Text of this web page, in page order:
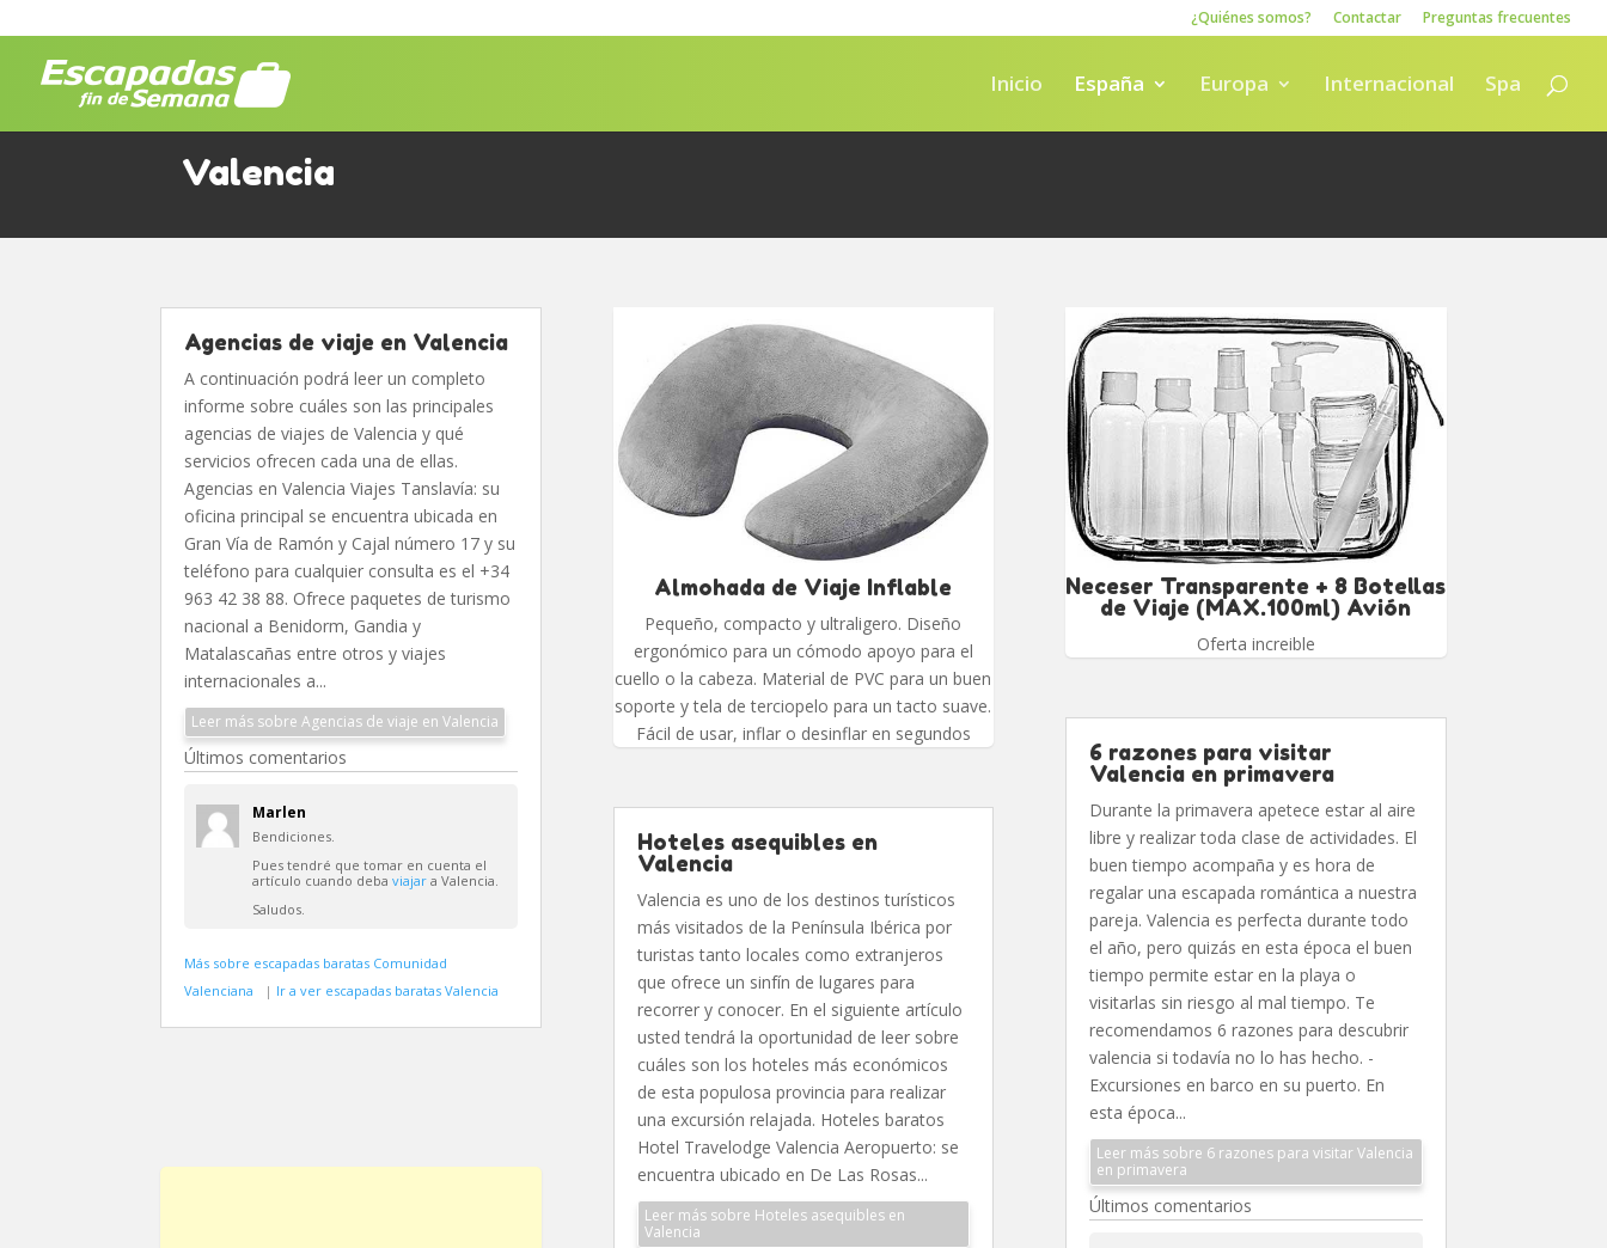
¿Quiénes somos? Contactar Preguntas frecuentes
Inicio España Europa Internacional Spa
Valencia
Agencias de viaje en Valencia
A continuación podrá leer un completo
informe sobre cuáles son las principales
agencias de viajes de Valencia y qué
servicios ofrecen cada una de ellas.
Agencias en Valencia Viajes Tanslavía: su
oficina principal se encuentra ubicada en
Gran Vía de Ramón y Cajal número 17 y su
teléfono para cualquier consulta es el +34
963 42 38 88. Ofrece paquetes de turismo
nacional a Benidorm, Gandia y
Matalascañas entre otros y viajes
internacionales a...
Leer más sobre Agencias de viaje en Valencia
Últimos comentarios
Marlen
Bendiciones.
Pues tendré que tomar en cuenta el
artículo cuando debaviajar a Valencia.
Saludos.
Más sobre escapadas baratas Comunidad
Valenciana
| Ir a ver escapadas baratas Valencia
Almohada de Viaje Inflable
Pequeño, compacto y ultraligero. Diseño
ergonómico para un cómodo apoyo para el
cuello o la cabeza. Material de PVC para un buen
soporte y tela de terciopelo para un tacto suave.
Fácil de usar, inflar o desinflar en segundos
Hoteles asequibles en
Valencia
Valencia es uno de los destinos turísticos
más visitados de la Península Ibérica por
turistas tanto locales como extranjeros
que ofrece un sinfín de lugares para
recorrer y conocer. En el siguiente artículo
usted tendrá la oportunidad de leer sobre
cuáles son los hoteles más económicos
de esta populosa provincia para realizar
una excursión relajada. Hoteles baratos
Hotel Travelodge Valencia Aeropuerto: se
encuentra ubicado en De Las Rosas...
Leer más sobre Hoteles asequibles en
Valencia
Neceser Transparente + 8 Botellas
de Viaje (MAX.100ml) Avión
Oferta increible
6 razones para visitar
Valencia en primavera
Durante la primavera apetece estar al aire
libre y realizar toda clase de actividades. El
buen tiempo acompaña y es hora de
regalar una escapada romántica a nuestra
pareja. Valencia es perfecta durante todo
el año, pero quizás en esta época el buen
tiempo permite estar en la playa o
visitarlas sin riesgo al mal tiempo. Te
recomendamos 6 razones para descubrir
valencia si todavía no lo has hecho. -
Excursiones en barco en su puerto. En
esta época...
Leer más sobre 6 razones para visitar Valencia
en primavera
Últimos comentarios